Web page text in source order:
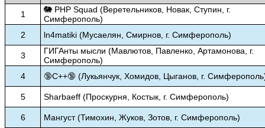
1
🐘 PHP Squad (Веретельников, Новак, Ступин, г.
Симферополь)
2
ln4matiki (Мусаелян, Смирнов, г. Симферополь)
3
ГИГАнты мысли (Мавлютов, Павленко, Артамонова, г.
Симферополь)
4
🔞С++🔞 (Лукьянчук, Хомидов, Цыганов, г.
5 Sharbaeff (Проскурня, Костык, г. Симферополь)
6 Мангуст (Тимохин, Жуков, Зотов, г. Симферополь)